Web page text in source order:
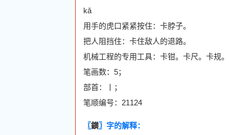
kǎ
用手的虎口紧紧按住：卡脖子。
把人阻挡住：卡住敌人的退路。
机械工程的专用工具：卡钳。卡尺。卡规。
笔画数：5；
部首：丨；
笔顺编号：21124
〖鐄〗字的解释：